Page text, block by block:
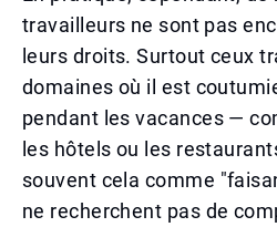
travailleurs ne sont pas
leurs droits. Surtout ceux
domaines où il est
pendant les vacances —
les hôtels ou les
souvent cela comme
ne recherchent pas de